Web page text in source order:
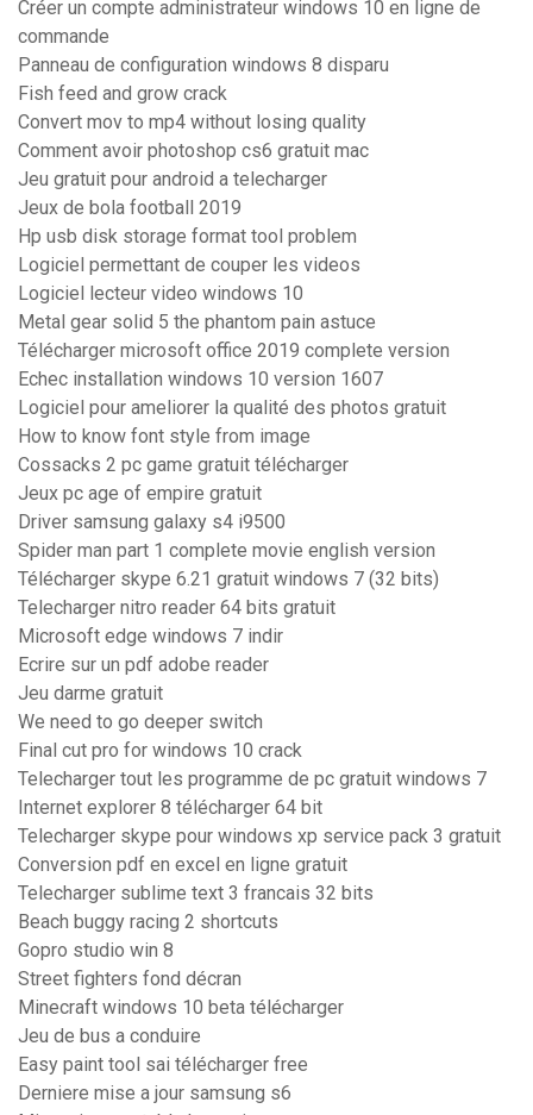
Créer un compte administrateur windows 10 en ligne de
commande
Panneau de configuration windows 8 disparu
Fish feed and grow crack
Convert mov to mp4 without losing quality
Comment avoir photoshop cs6 gratuit mac
Jeu gratuit pour android a telecharger
Jeux de bola football 2019
Hp usb disk storage format tool problem
Logiciel permettant de couper les videos
Logiciel lecteur video windows 10
Metal gear solid 5 the phantom pain astuce
Télécharger microsoft office 2019 complete version
Echec installation windows 10 version 1607
Logiciel pour ameliorer la qualité des photos gratuit
How to know font style from image
Cossacks 2 pc game gratuit télécharger
Jeux pc age of empire gratuit
Driver samsung galaxy s4 i9500
Spider man part 1 complete movie english version
Télécharger skype 6.21 gratuit windows 7 (32 bits)
Telecharger nitro reader 64 bits gratuit
Microsoft edge windows 7 indir
Ecrire sur un pdf adobe reader
Jeu darme gratuit
We need to go deeper switch
Final cut pro for windows 10 crack
Telecharger tout les programme de pc gratuit windows 7
Internet explorer 8 télécharger 64 bit
Telecharger skype pour windows xp service pack 3 gratuit
Conversion pdf en excel en ligne gratuit
Telecharger sublime text 3 francais 32 bits
Beach buggy racing 2 shortcuts
Gopro studio win 8
Street fighters fond décran
Minecraft windows 10 beta télécharger
Jeu de bus a conduire
Easy paint tool sai télécharger free
Derniere mise a jour samsung s6